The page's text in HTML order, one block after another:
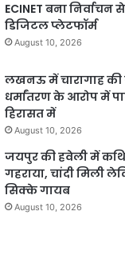
ECINET बना
डिजिटल प्लेटफॉर्म
August 10, 2026
लखनऊ में चारागाह की
धर्मांतरण के आरोप में
हिरासत में
August 10, 2026
जयपुर की हवेली में
गहराया, चांदी मिली
सिक्के गायब
August 10, 2026